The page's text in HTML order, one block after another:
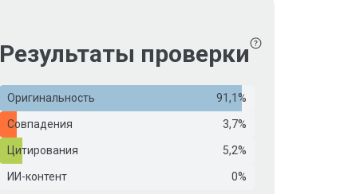
Результаты проверки
Оригинальность 91,1%
Совпадения 3,7%
Цитирования 5,2%
ИИ-контент 0%